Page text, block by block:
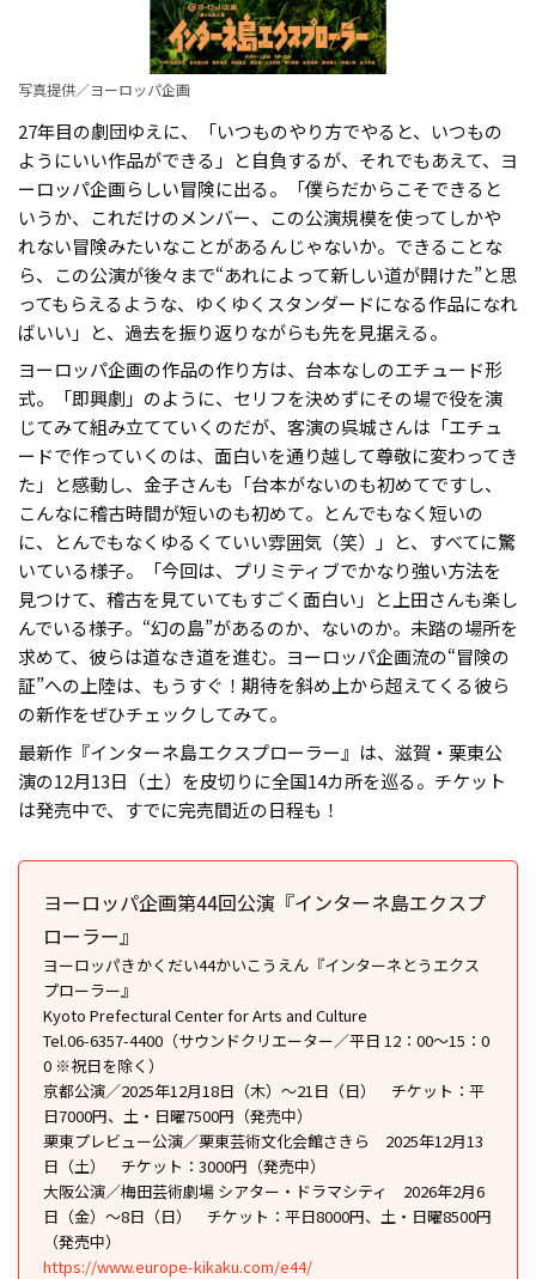
写真提供／ヨーロッパ企画
27年目の劇団ゆえに、「いつものやり方でやると、いつもの
ようにいい作品ができる」と自負するが、それでもあえて、ヨ
ーロッパ企画らしい冒険に出る。「僕らだからこそできると
いうか、これだけのメンバー、この公演規模を使ってしかや
れない冒険みたいなことがあるんじゃないか。できることな
ら、この公演が後々まで“あれによって新しい道が開けた”と思
ってもらえるような、ゆくゆくスタンダードになる作品になれ
ばいい」と、過去を振り返りながらも先を見据える。
ヨーロッパ企画の作品の作り方は、台本なしのエチュード形
式。「即興劇」のように、セリフを決めずにその場で役を演
じてみて組み立てていくのだが、客演の呉城さんは「エチュ
ードで作っていくのは、面白いを通り越して尊敬に変わってき
た」と感動し、金子さんも「台本がないのも初めてですし、
こんなに稽古時間が短いのも初めて。とんでもなく短いの
に、とんでもなくゆるくていい雰囲気（笑）」と、すべてに驚
いている様子。「今回は、プリミティブでかなり強い方法を
見つけて、稽古を見ていてもすごく面白い」と上田さんも楽し
んでいる様子。“幻の島”があるのか、ないのか――。未踏の場所を
求めて、彼らは道なき道を進む。ヨーロッパ企画流の“冒険の
証”への上陸は、もうすぐ！期待を斜め上から超えてくる彼ら
の新作をぜひチェックしてみて。
最新作『インターネ島エクスプローラー』は、滋賀・栗東公
演の12月13日（土）を皮切りに全国14カ所を巡る。チケット
は発売中で、すでに完売間近の日程も！
ヨーロッパ企画第44回公演『インターネ島エクスプ
ローラー』
ヨーロッパきかくだい44かいこうえん『インターネとうエクス
プローラー』
Kyoto Prefectural Center for Arts and Culture
Tel.06-6357-4400（サウンドクリエーター／平日 12：00〜15：0
0 ※祝日を除く）
京都公演／2025年12月18日（木）～21日（日） チケット：平
日7000円、土・日曜7500円（発売中）
栗東プレビュー公演／栗東芸術文化会館さきら 2025年12月13
日（土） チケット：3000円（発売中）
大阪公演／梅田芸術劇場 シアター・ドラマシティ 2026年2月6
日（金）～8日（日） チケット：平日8000円、土・日曜8500円
（発売中）
https://www.europe-kikaku.com/e44/